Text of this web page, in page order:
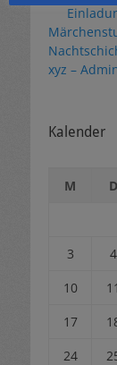
xyz –
Kalender
M D
3
4
10
11
17
24